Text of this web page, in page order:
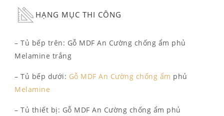
HẠNG MỤC THI CÔNG
– Tủ bếp trên: Gỗ MDF An Cường chống ẩm phủ
Melamine trắng
– Tủ bếp dưới: Gỗ MDF An Cường chống ẩm phủ
Melamine
– Tủ thiết bị: Gỗ MDF An Cường chống ẩm phủ